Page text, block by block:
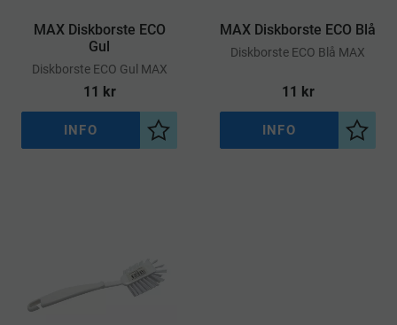
MAX Diskborste ECO
Gul
​Diskborste ECO Gul MAX
11 kr
Lägg till i önskelista
INFO
MAX Diskborste ECO Blå
​Diskborste ECO Blå MAX
11 kr
Lägg
INFO